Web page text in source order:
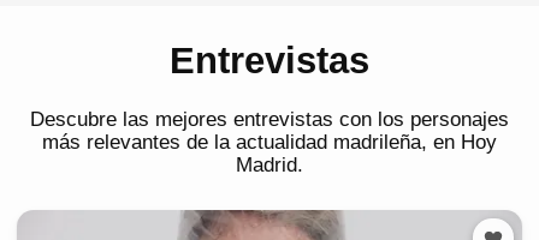
Entrevistas
Descubre las mejores entrevistas con los personajes
más relevantes de la actualidad madrileña, en Hoy
Madrid.